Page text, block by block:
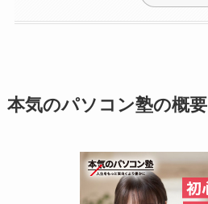
本気のパソコン塾の概要